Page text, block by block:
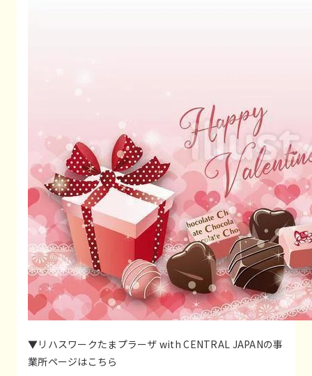
▼リハスワークたまプラーザ with CENTRAL JAPANの事
業所ページはこちら